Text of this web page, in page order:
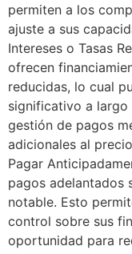
permiten a los
ajuste a sus
Intereses o Tasas
ofrecen
reducidas, lo cual
significativo a
gestión de pagos
adicionales al
Pagar
pagos adelantados
notable. Esto
control sobre sus
oportunidad para